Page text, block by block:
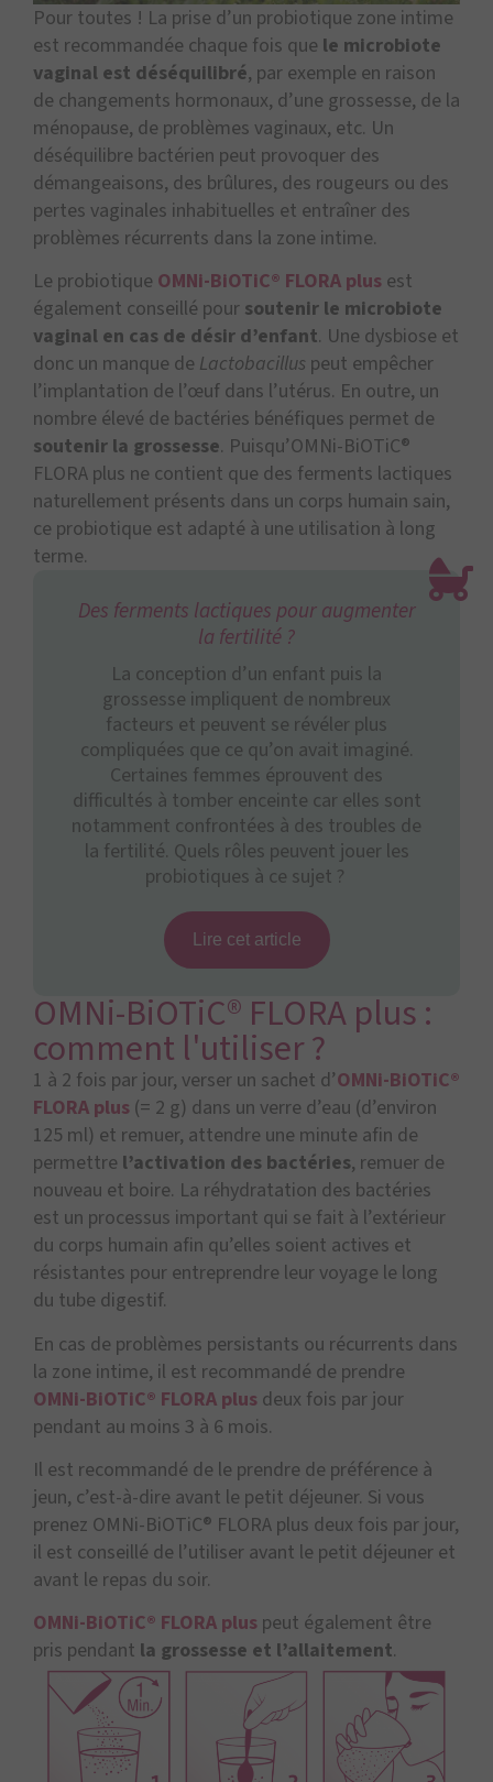
Pour toutes ! La prise d’un probiotique zone intime
est recommandée chaque fois que le microbiote
vaginal est déséquilibré, par exemple en raison
de changements hormonaux, d’une grossesse, de la
ménopause, de problèmes vaginaux, etc. Un
déséquilibre bactérien peut provoquer des
démangeaisons, des brûlures, des rougeurs ou des
pertes vaginales inhabituelles et entraîner des
problèmes récurrents dans la zone intime.
Le probiotique OMNi-BiOTiC® FLORA plus est
également conseillé pour soutenir le microbiote
vaginal en cas de désir d’enfant. Une dysbiose et
donc un manque de Lactobacillus peut empêcher
l’implantation de l’œuf dans l’utérus. En outre, un
nombre élevé de bactéries bénéfiques permet de
soutenir la grossesse. Puisqu’OMNi-BiOTiC®
FLORA plus ne contient que des ferments lactiques
naturellement présents dans un corps humain sain,
ce probiotique est adapté à une utilisation à long
terme.
Des ferments lactiques pour augmenter
la fertilité ?
La conception d’un enfant puis la
grossesse impliquent de nombreux
facteurs et peuvent se révéler plus
compliquées que ce qu’on avait imaginé.
Certaines femmes éprouvent des
difficultés à tomber enceinte car elles sont
notamment confrontées à des troubles de
la fertilité. Quels rôles peuvent jouer les
probiotiques à ce sujet ?
Lire cet article
OMNi-BiOTiC® FLORA plus :
comment l'utiliser ?
1 à 2 fois par jour, verser un sachet d’OMNi-BiOTiC®
FLORA plus (= 2 g) dans un verre d’eau (d’environ
125 ml) et remuer, attendre une minute afin de
permettre l’activation des bactéries, remuer de
nouveau et boire. La réhydratation des bactéries
est un processus important qui se fait à l’extérieur
du corps humain afin qu’elles soient actives et
résistantes pour entreprendre leur voyage le long
du tube digestif.
En cas de problèmes persistants ou récurrents dans
la zone intime, il est recommandé de prendre
OMNi-BiOTiC® FLORA plus deux fois par jour
pendant au moins 3 à 6 mois.
Il est recommandé de le prendre de préférence à
jeun, c’est-à-dire avant le petit déjeuner. Si vous
prenez OMNi-BiOTiC® FLORA plus deux fois par jour,
il est conseillé de l’utiliser avant le petit déjeuner et
avant le repas du soir.
OMNi-BiOTiC® FLORA plus peut également être
pris pendant la grossesse et l’allaitement.